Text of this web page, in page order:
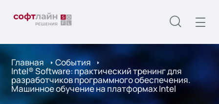
Главная События
Intel® Software: практический тренинг для
разработчиков программного обеспечения.
Машинное обучение на платформах Intel